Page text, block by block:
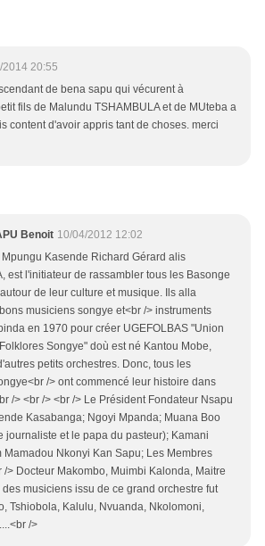
2014 20:55
de bena sapu qui vécurent à
fils de Malundu TSHAMBULA et de MUteba a
content d'avoir appris tant de choses. merci
Benoit 10/04/2012 12:02
Kasende Richard Gérard alis
est l'initiateur de rassambler tous les Basonge
de leur culture et musique. Ils alla
musiciens songye et<br /> instruments
en 1970 pour créer UGEFOLBAS "Union
Songye" doù est né Kantou Mobe,
petits orchestres. Donc, tous les
/> ont commencé leur histoire dans
/> <br /> <br /> Le Président Fondateur Nsapu
Kasabanga; Ngoyi Mpanda; Muana Boo
journaliste et le papa du pasteur); Kamani
Mamadou Nkonyi Kan Sapu; Les Membres
/> Docteur Makombo, Muimbi Kalonda, Maitre
des musiciens issu de ce grand orchestre fut
Tshiobola, Kalulu, Nvuanda, Nkolomoni,
/>